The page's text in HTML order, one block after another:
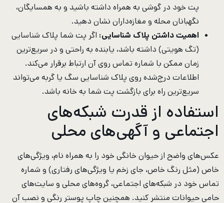
پت خود در گوشی به همراه داشته باشید و به همسایگان،
نگهبانان محله و مغازه‌داران نشان دهید.
اهمیت داشتن پلاک شناسایی: اگر پت شما پلاک شناسایی
(تگ هویتی) داشته باشد، یابنده به راحتی و در سریع‌ترین
زمان ممکن با شماره تماس روی آن ارتباط برقرار می‌کند.
اطلاعات درج‌شده روی پلاک شناسایی سگ یا گربه می‌تواند
سریع‌ترین راه برای بازگشت پت شما به خانه باشد.
استفاده از قدرت شبکه‌های
اجتماعی و آگهی‌های محلی
عکس‌های واضح از حیوان خانگی خود را به همراه نام، ویژگی‌های
خاص (مثل رنگ خاص، جای زخم یا ویژگی‌های رفتاری) و شماره
تماس خود در شبکه‌های اجتماعی، گروه‌های محلی و سایت‌های
حامی حیوانات منتشر کنید. همچنین چاپ پوستر رنگی و نصب آن